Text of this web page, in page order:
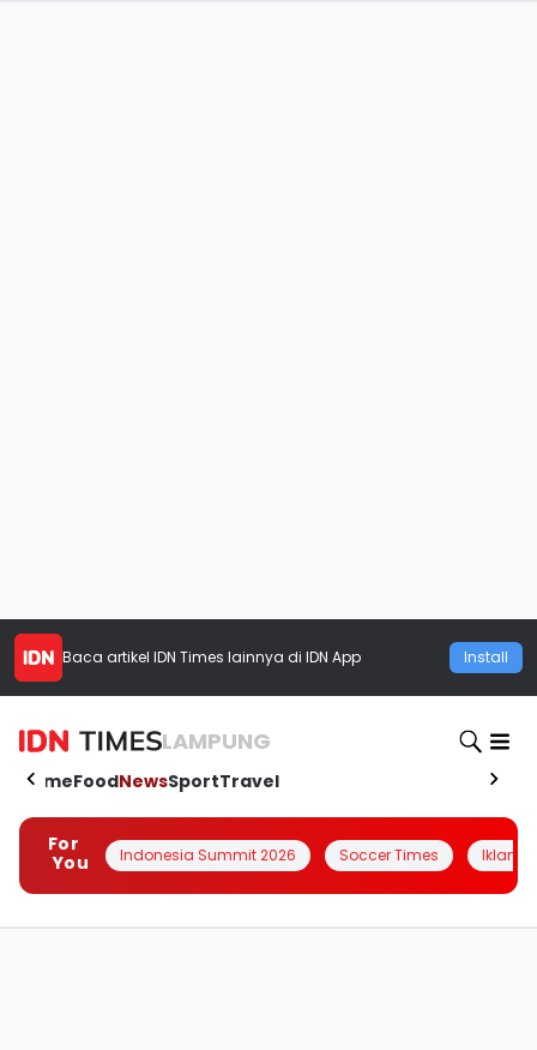
Baca artikel IDN Times lainnya di IDN App Install
LAMPUNG
HomeFoodNewsSportTravel
For
You
Indonesia Summit 2026 Soccer Times Iklanin